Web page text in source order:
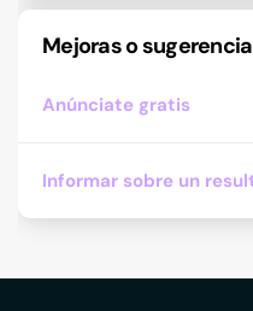
Mejoras o
Anúnciate gratis
Informar sobre un